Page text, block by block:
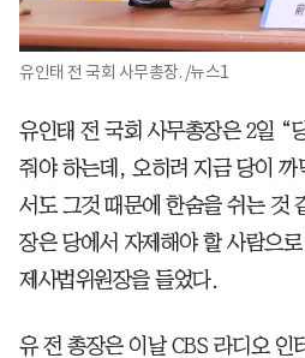
유인태 전 국회 사무총장. /뉴스1
유인태 전 국회 사무총장은 2일 “
줘야 하는데, 오히려 지금 당이 까
서도 그것 때문에 한숨을 쉬는 것
장은 당에서 자제해야 할 사람으
제사법위원장을 들었다.
유 전 총장은 이날 CBS 라디오 인